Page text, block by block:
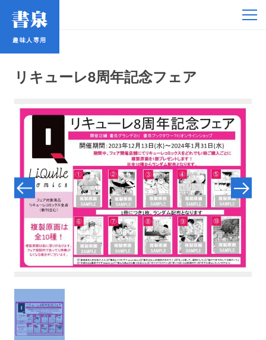
趣味人専用
リキューレ8周年記念フェア
趣味人専用
アイドル
鉄道・バス
コミック・ラノベ
占い
数学